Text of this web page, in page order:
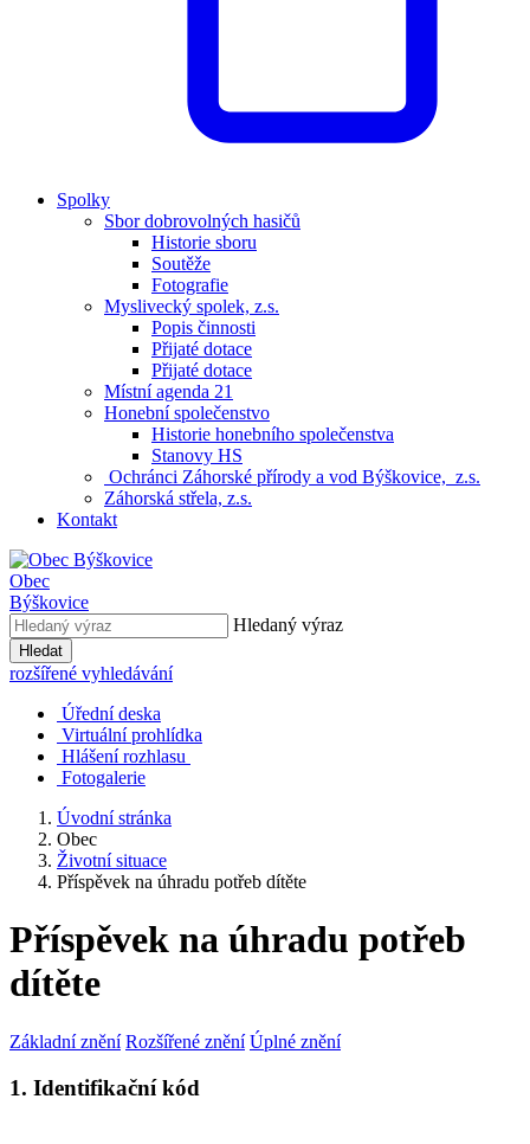
Spolky
Sbor dobrovolných hasičů
Historie sboru
Soutěže
Fotografie
Myslivecký spolek, z.s.
Popis činnosti
Přijaté dotace
Přijaté dotace
Místní agenda 21
Honební společenstvo
Historie honebního společenstva
Stanovy HS
Ochránci Záhorské přírody a vod Býškovice, z.s.
Záhorská střela, z.s.
Kontakt
Obec
Býškovice
Hledaný výraz
Hledat
rozšířené vyhledávání
Úřední deska
Virtuální prohlídka
Hlášení rozhlasu
Fotogalerie
Úvodní stránka
Obec
Životní situace
Příspěvek na úhradu potřeb dítěte
Příspěvek na úhradu potřeb
dítěte
Základní znění Rozšířené znění Úplné znění
1. Identifikační kód